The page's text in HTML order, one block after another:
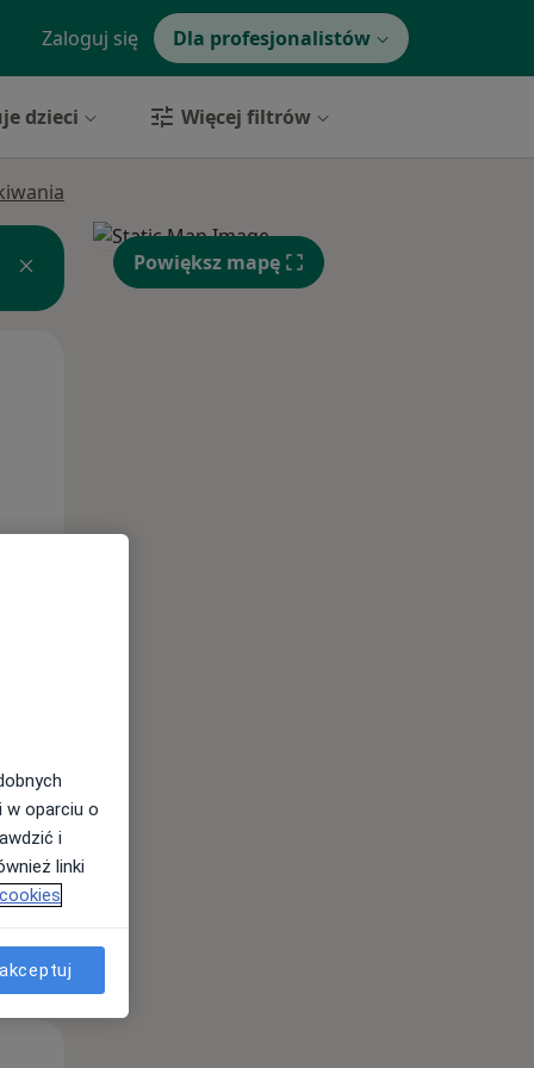
Zaloguj się Dla profesjonalistów
dzieci Więcej filtrów
Powiększ mapę
w oparciu o
i
linki